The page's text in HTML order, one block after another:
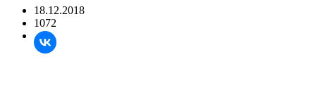
18.12.2018
1072